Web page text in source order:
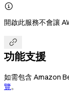

開啟此服務不會讓

功能支援
如需包含 Amazon
覽。